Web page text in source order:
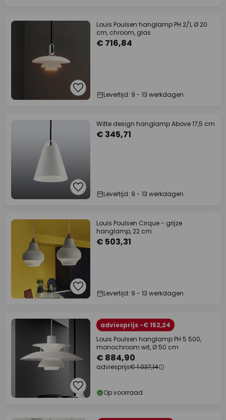
Louis Poulsen hanglamp PH 2/1, Ø 20
cm, chroom, glas
€ 716,84
Levertijd: 9 - 13 werkdagen
Witte design hanglamp Above 17,5 cm
€ 345,71
Levertijd: 9 - 13 werkdagen
Louis Poulsen Cirque - grijze
hanglamp, 22 cm
€ 503,31
Levertijd: 9 - 13 werkdagen
adviesprijs -€ 152,24
Louis Poulsen hanglamp PH 5 500,
monochroom wit, Ø 50 cm
€ 884,90
adviesprijs€ 1.037,14
Op voorraad